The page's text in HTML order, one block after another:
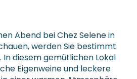
Abend bei Chez Selene in
werden Sie bestimmt
In diesem gemütlichen Lokal
Eigenweine und leckere